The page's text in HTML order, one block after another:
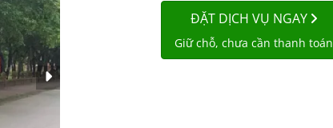
ĐẶT DỊCH VỤ NGAY
Giữ chỗ, chưa cần thanh toán